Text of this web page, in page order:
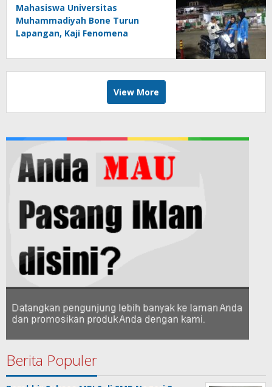
Mahasiswa Universitas
Muhammadiyah Bone Turun
Lapangan, Kaji Fenomena
melalui Riset FOTOFOBIA
View More
Berita Populer